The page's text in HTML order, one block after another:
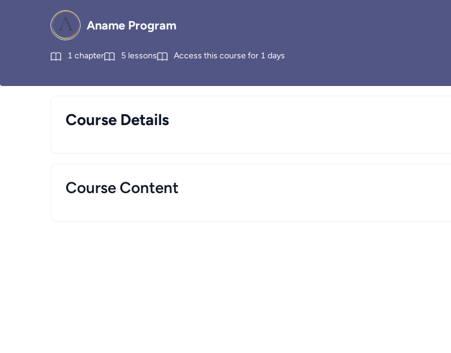
Aname Program
1 chapter 5 lessons Access this course for 1 days
Course Details
Course Content